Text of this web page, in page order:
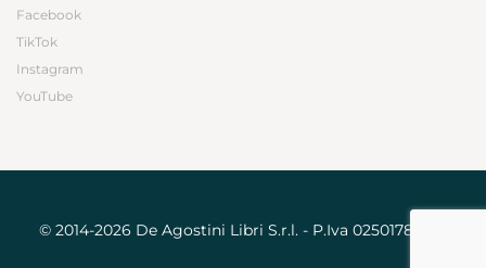
Facebook
TikTok
Instagram
YouTube
© 2014-2026 De Agostini Libri S.r.l. - P.Iva 02501780031